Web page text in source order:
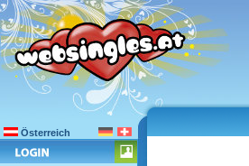
Österreich